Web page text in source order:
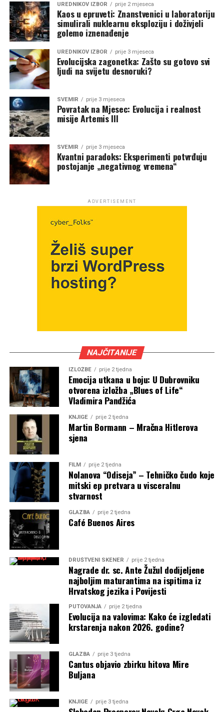
UREDNIKOV IZBOR prije 2 mjeseca
Kaos u epruveti: Znanstvenici u laboratoriju
simulirali nuklearnu eksploziju i doživjeli
golemo iznenađenje
UREDNIKOV IZBOR prije 3 mjeseca
Evolucijska zagonetka: Zašto su gotovo svi
ljudi na svijetu desnoruki?
SVEMIR prije 3 mjeseca
Povratak na Mjesec: Evolucija i realnost
misije Artemis III
SVEMIR prije 3 mjeseca
Kvantni paradoks: Eksperimenti potvrđuju
postojanje „negativnog vremena“
ADVERTISEMENT
NAJČITANIJE
IZLOŽBE prije 2 tjedna
Emocija utkana u boju: U Dubrovniku
otvorena izložba „Blues of Life“
Vladimira Pandžića
KNJIGE prije 2 tjedna
Martin Bormann – Mračna Hitlerova
sjena
FILM prije 2 tjedna
Nolanova “Odiseja” – Tehničko čudo koje
mitski ep pretvara u visceralnu
stvarnost
GLAZBA prije 2 tjedna
Café Buenos Aires
DRUŠTVENI SKENER prije 2 tjedna
Nagrade dr. sc. Ante Žužul dodijeljene
najboljim maturantima na ispitima iz
Hrvatskog jezika i Povijesti
PUTOVANJA prije 2 tjedna
Evolucija na valovima: Kako će izgledati
krstarenja nakon 2026. godine?
GLAZBA prije 3 tjedna
Cantus objavio zbirku hitova Mire
Buljana
KNJIGE prije 3 tjedna